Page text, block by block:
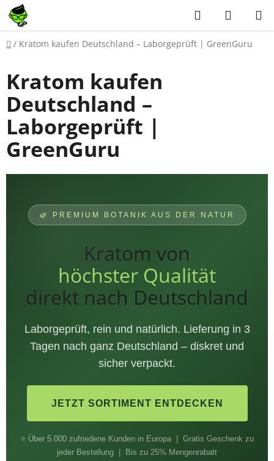
Skip
to
content
Search
CART
Home
/ Kratom kaufen Deutschland – Laborgeprüft | GreenGuru
Kratom kaufen
Deutschland –
Laborgeprüft |
GreenGuru
🌿 PREMIUM BOTANIK AUS DER NATUR
Kratom von
höchster Qualität
direkt nach Deutschland
Laborgeprüft, rein und natürlich. Lieferung in 3
Tagen nach ganz Deutschland – diskret und
sicher verpackt.
JETZT SORTIMENT ENTDECKEN
⭐ Über 5.000 zufriedene Kunden in Europa | Gratis Geschenk zu
jeder Bestellung | Bis zu 25% Mengenrabatt